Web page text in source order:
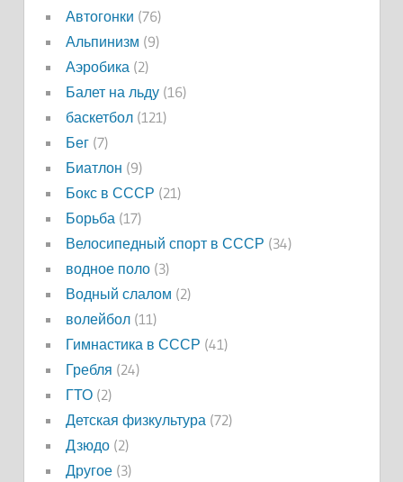
Автогонки (76)
Альпинизм (9)
Аэробика (2)
Балет на льду(16)
баскетбол(121)
Бег(7)
Биатлон (9)
Бокс в СССР (21)
Борьба (17)
Велосипедный спорт в СССР (34)
водное поло(3)
Водный слалом (2)
волейбол(11)
Гимнастика в СССР (41)
Гребля (24)
ГТО(2)
Детская физкультура (72)
Дзюдо(2)
Другое(3)